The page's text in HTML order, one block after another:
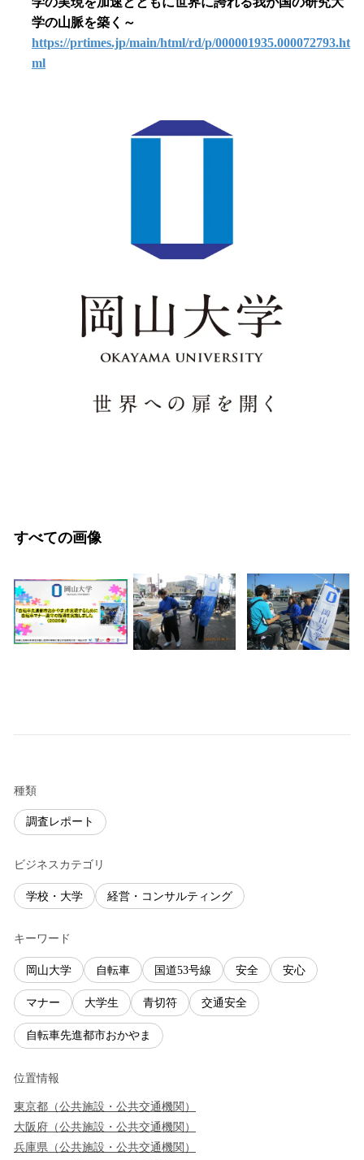
学の山脈を築く～
https://prtimes.jp/main/html/rd/p/000001935.000072793.ht
ml
すべての画像
種類
調査レポート
ビジネスカテゴリ
学校・大学 経営・コンサルティング
キーワード
岡山大学 自転車 国道53号線 安全 安心
マナー 大学生 青切符 交通安全
自転車先進都市おかやま
位置情報
東京都 （公共施設・公共交通機関 ）
大阪府 （公共施設・公共交通機関 ）
兵庫県 （公共施設・公共交通機関 ）